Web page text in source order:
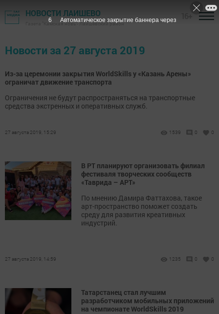
НОВОСТИ ЛАИШЕВО
Газета "Камская новь"- Лаишевский район
Новости за 27 августа 2019
Из-за церемонии закрытия WorldSkills у «Казань Арены»
ограничат движение транспорта
Ограничения не будут распространяться на транспортные
средства экстренных и оперативных служб.
27 августа 2019, 15:29 1539 0 0
В РТ планируют организовать филиал
фестиваля творческих сообществ
«Таврида – АРТ»
По мнению Дамира Фаттахова, такое
арт-пространство поможет создать
среду для развития креативных
индустрий.
27 августа 2019, 14:59 1235 0 0
Татарстанец стал лучшим
разработчиком мобильных приложений
на чемпионате WorldSkills 2019
6 Автоматическое закрытие баннера через